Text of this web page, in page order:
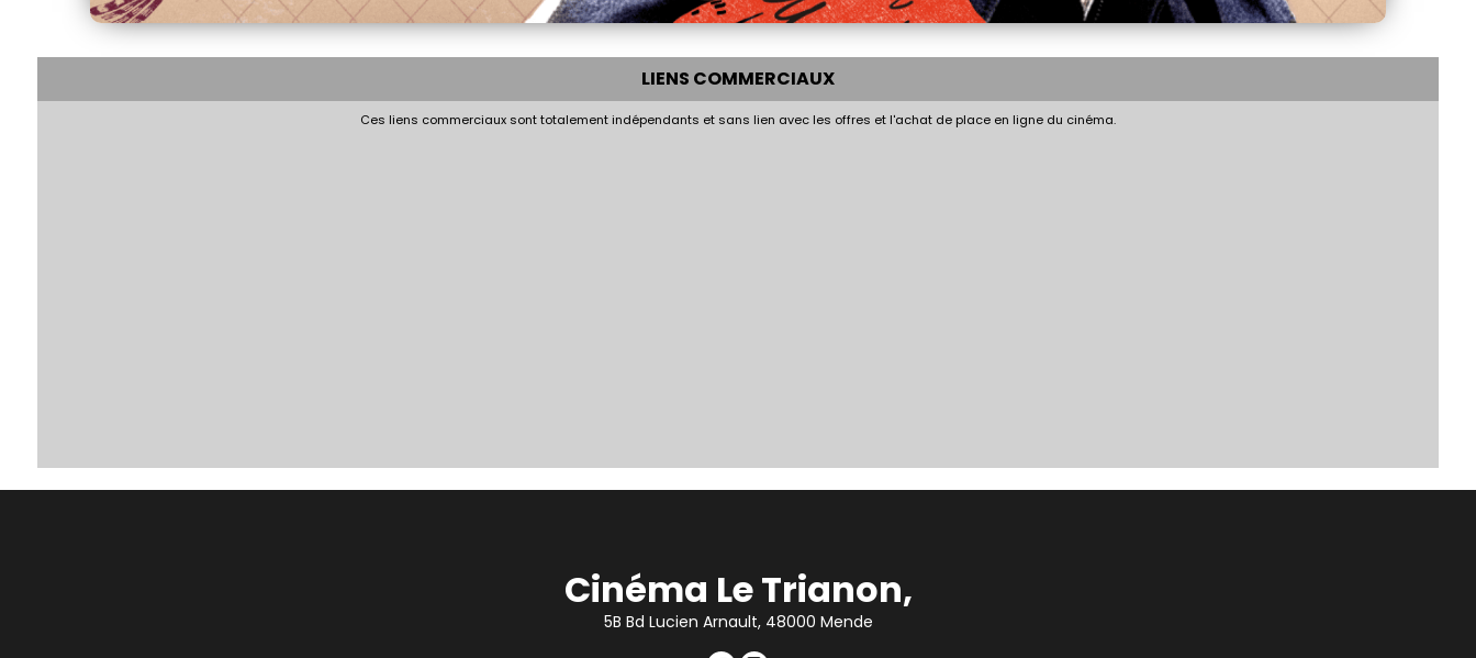
LIENS COMMERCIAUX
Ces liens commerciaux sont totalement indépendants et sans lien avec les offres et l'achat de place en ligne du cinéma.
Cinéma Le Trianon,
5B Bd Lucien Arnault, 48000 Mende